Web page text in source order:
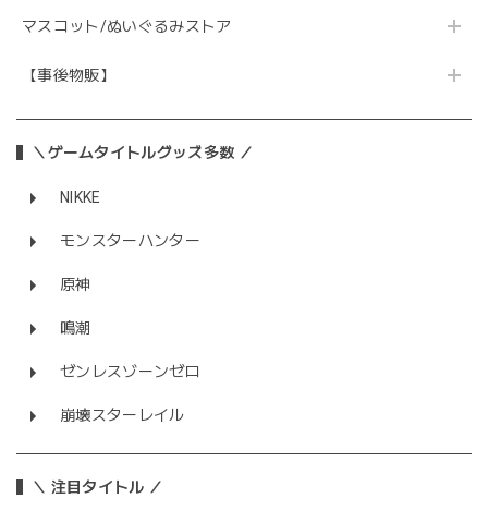
マスコット/ぬいぐるみストア
【事後物販】
＼ゲームタイトルグッズ多数 ／
NIKKE
モンスターハンター
原神
鳴潮
ゼンレスゾーンゼロ
崩壊スターレイル
＼ 注目タイトル ／